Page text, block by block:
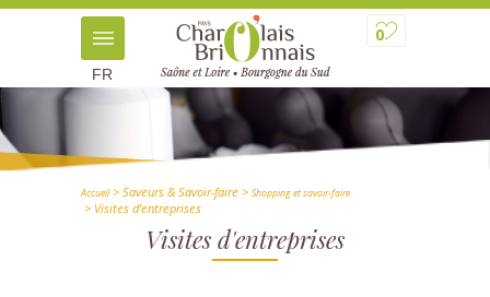
0
FR
Accueil> Saveurs & Savoir-faire > Shopping et savoir-faire
> Visites d'entreprises
Visites d'entreprises